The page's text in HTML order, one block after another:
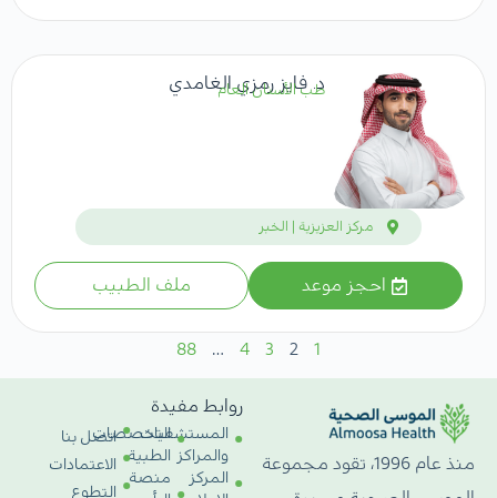
د. فايز رمزي الغامدي
طب الأسنان العام
مركز العزيزية | الخبر
احجز موعد ملف الطبيب
1
2
3
4
…
88
منذ عام 1996، تقود مجموعة
روابط مفيدة
المستشفيات
والمراكز
المركز
التخصصات
الطبية
منصة
اتصل بنا
الاعتمادات
التطوع